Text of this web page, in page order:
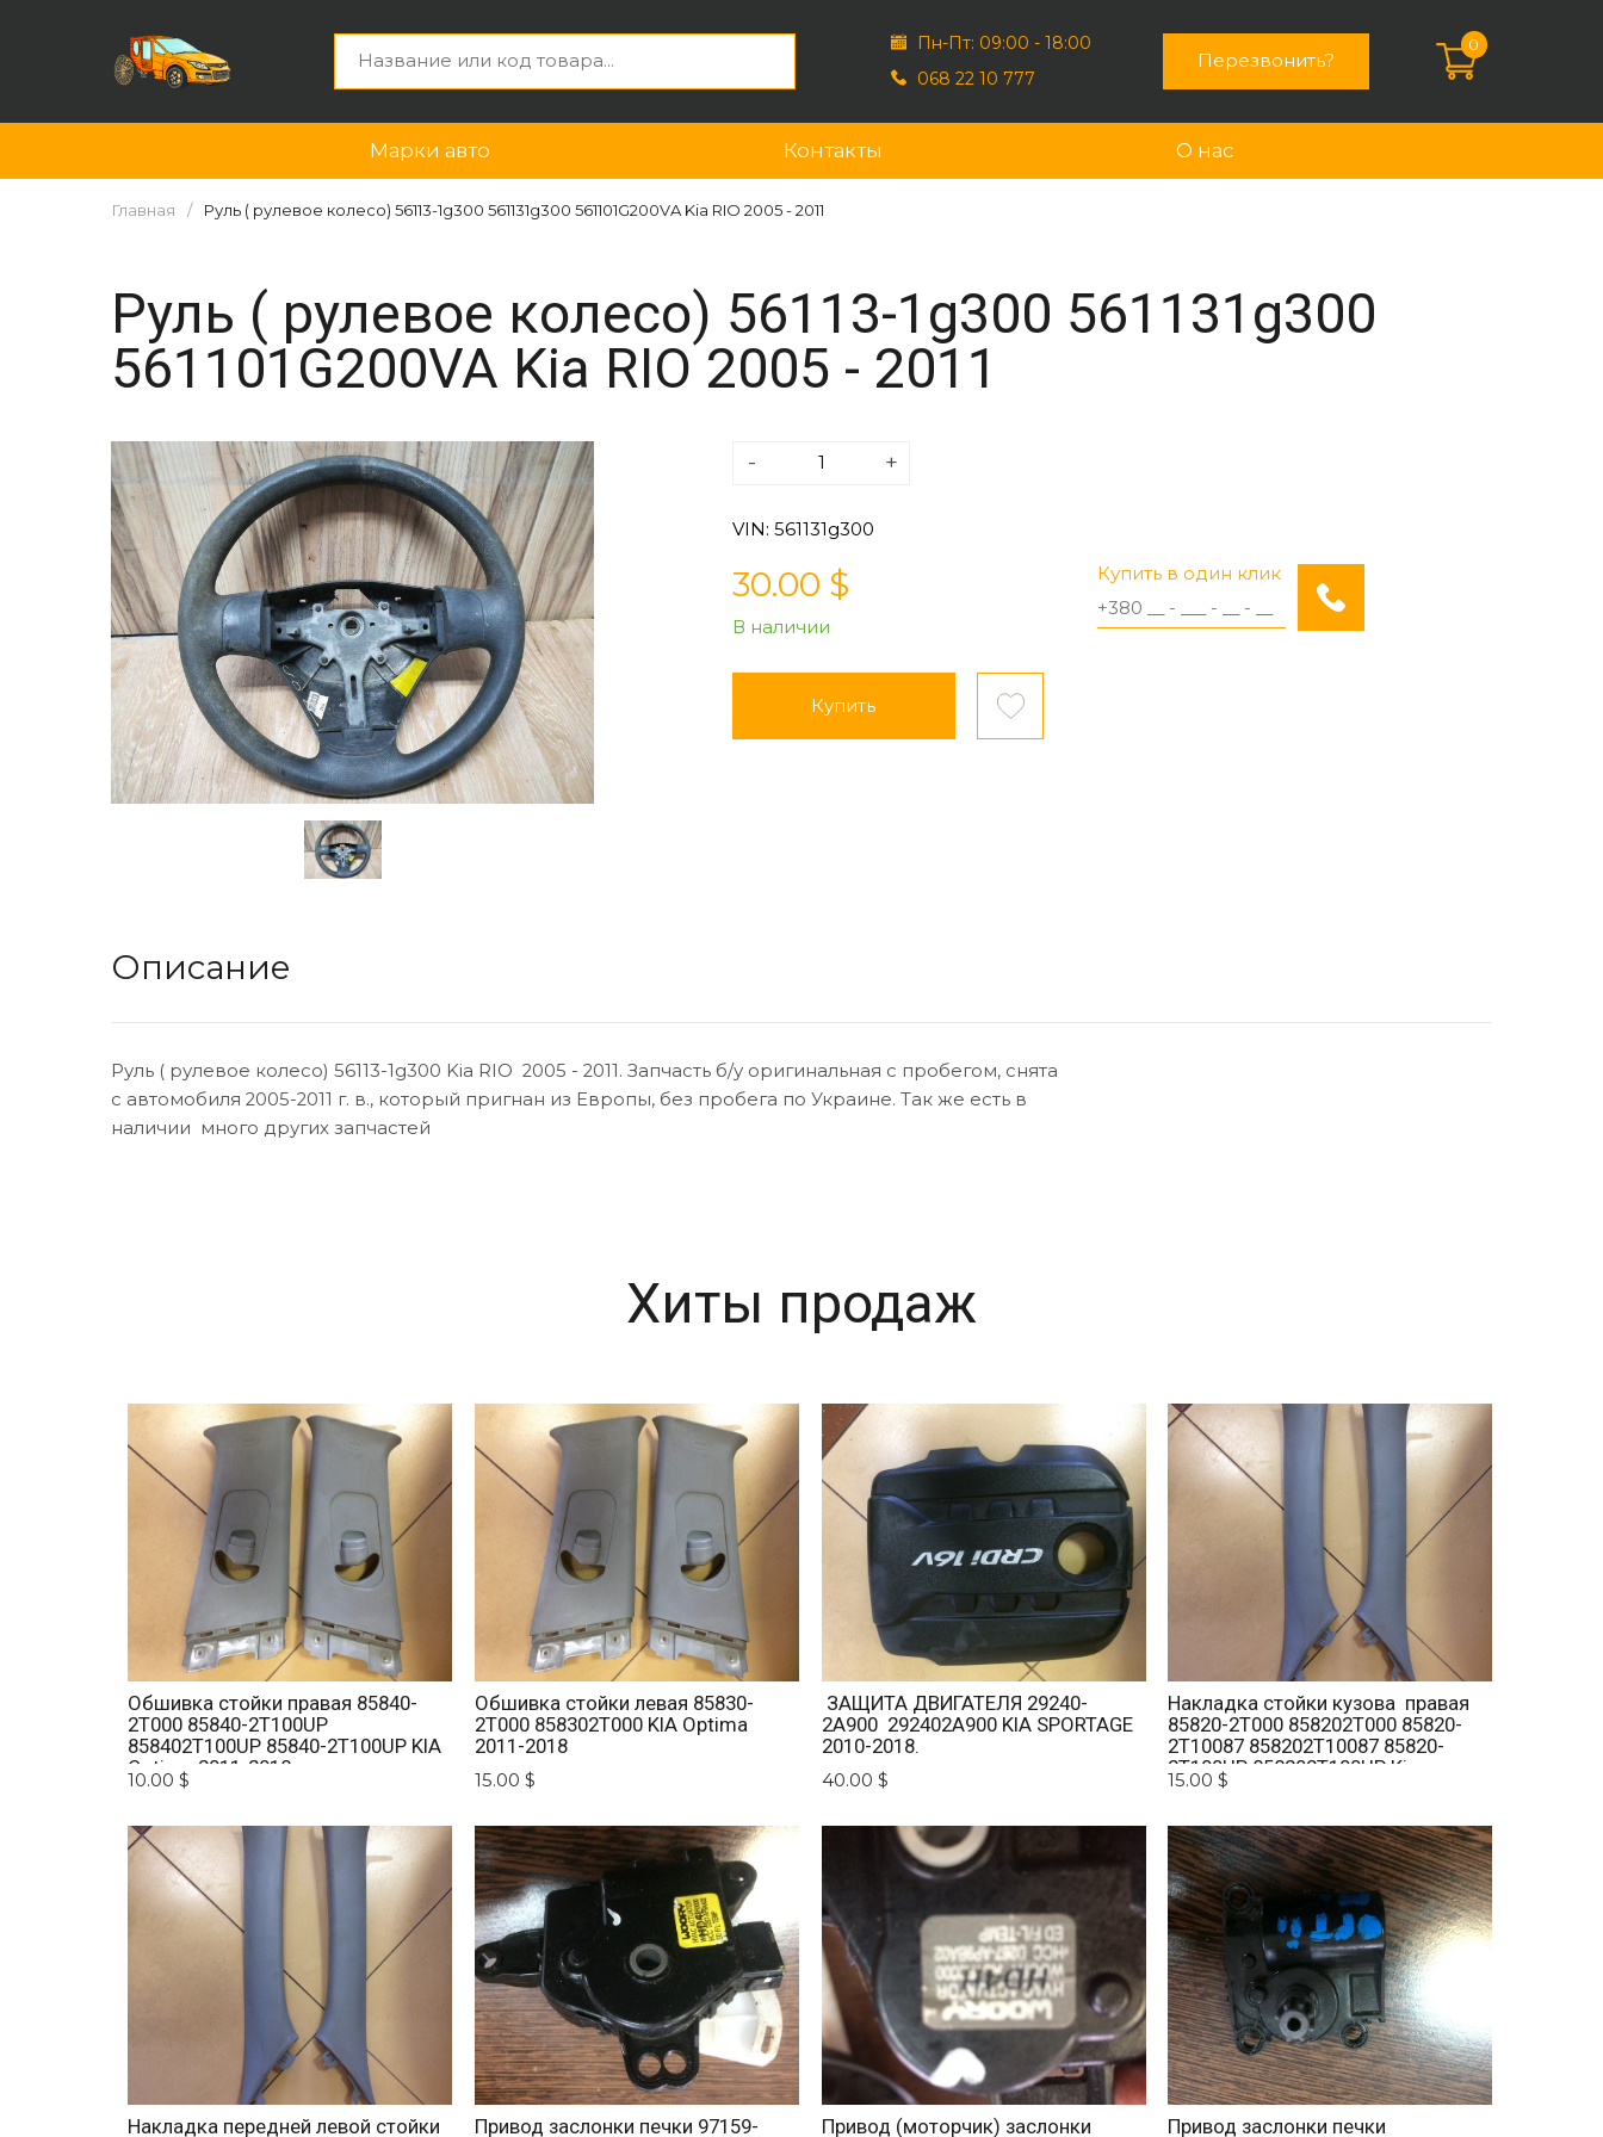
Пн-Пт: 09:00 - 18:00
068 22 10 777
Перезвонить?
0
Марки авто Контакты О нас
Главная Руль ( рулевое колесо) 56113-1g300 561131g300 561101G200VA Kia RIO 2005 - 2011
Руль ( рулевое колесо) 56113-1g300 561131g300
561101G200VA Kia RIO 2005 - 2011
- +
VIN: 561131g300
30.00 $
В наличии
Купить в один клик
Купить
Описание
Руль ( рулевое колесо) 56113-1g300 Kia RIO 2005 - 2011. Запчасть б/у оригинальная с пробегом, снята
с автомобиля 2005-2011 г. в., который пригнан из Европы, без пробега по Украине. Так же есть в
наличии много других запчастей
Хиты продаж
Обшивка стойки правая 85840-
2T000 85840-2T100UP
858402T100UP 85840-2T100UP KIA
Optima 2011-2018
10.00 $
Обшивка стойки левая 85830-
2T000 858302T000 KIA Optima
2011-2018
15.00 $
ЗАЩИТА ДВИГАТЕЛЯ 29240-
2A900 292402A900 KIA SPORTAGE
2010-2018.
40.00 $
Накладка стойки кузова правая
85820-2T000 858202T000 85820-
2T10087 858202T10087 85820-
2T100UP 858202T100UP Kia
Optima 2010 -2015
15.00 $
Накладка передней левой стойки
Привод заслонки печки 97159-
Привод (моторчик) заслонки
Привод заслонки печки